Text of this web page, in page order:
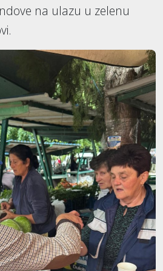
na ulazu u zelenu